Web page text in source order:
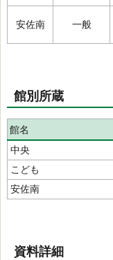
安佐南 一般
館別所蔵
館名
中央
こども
安佐南
資料詳細